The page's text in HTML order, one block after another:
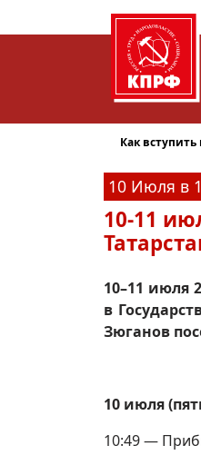
Как
10 Июля в
10-11
10–11 июля
в
Зюганов
10 июля
10:49 —